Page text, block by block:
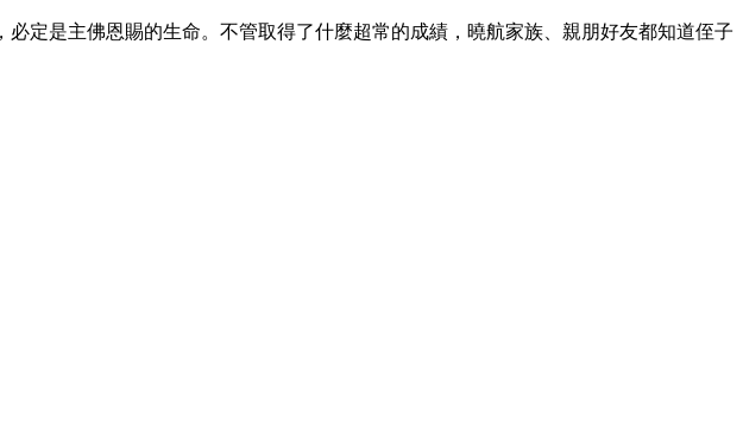
定是主佛恩賜的生命。不管取得了什麼超常的成績，曉航家族、親朋好友都知道侄子